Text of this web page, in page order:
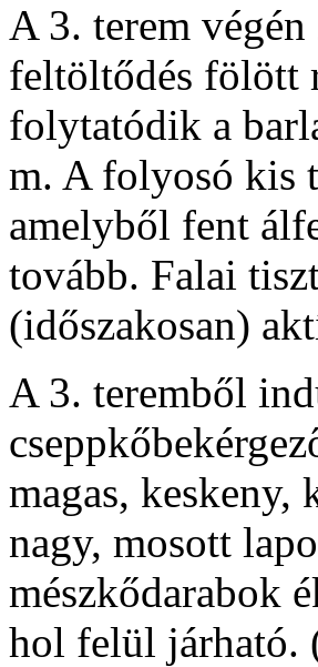
A 3. terem
feltöltődés fölött
folytatódik a
m. A folyosó kis
amelyből fent
tovább. Falai
(időszakosan)
A 3. teremből
magas, keskeny,
nagy, mosott
mészkődarabok
hol felül járható.